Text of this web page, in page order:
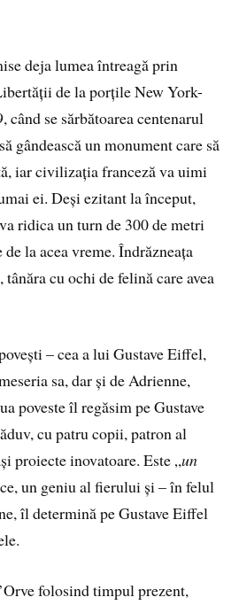
deja lumea întreagă prin
de la porțile New York-
se sărbătoarea centenarul
gândească un monument care să
iar civilizația franceză va uimi
ei. Deși ezitant la început,
ridica un turn de 300 de metri
la acea vreme. Îndrăzneața
cu ochi de felină care avea
– cea a lui Gustave Eiffel,
sa, dar și de Adrienne,
poveste îl regăsim pe Gustave
cu patru copii, patron al
proiecte inovatoare. Este „un
un geniu al fierului și – în felul
îl determină pe Gustave Eiffel
folosind timpul prezent,